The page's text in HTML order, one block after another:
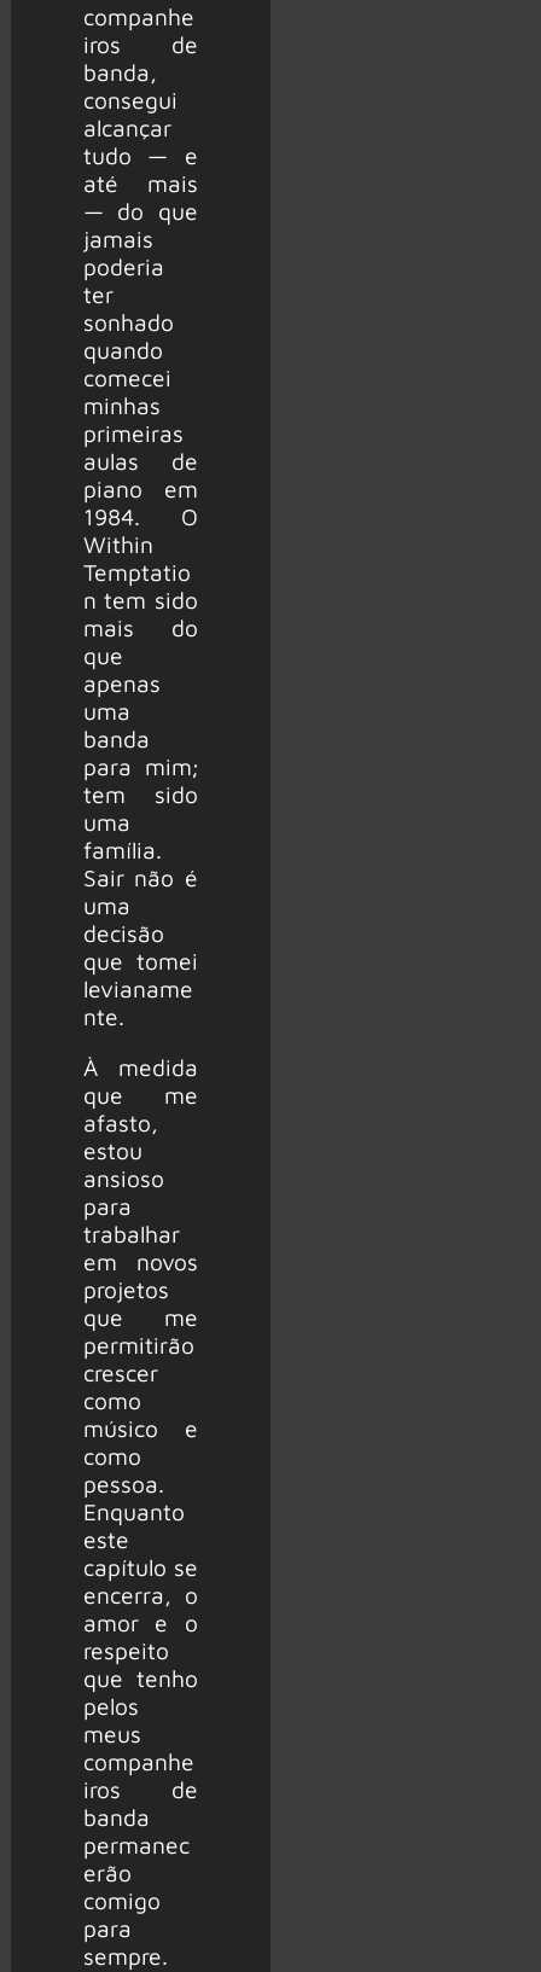
companhe
iros de
banda,
consegui
alcançar
tudo — e
até mais
— do que
jamais
poderia
ter
sonhado
quando
comecei
minhas
primeiras
aulas de
piano em
1984. O
Within
Temptatio
n tem sido
mais do
que
apenas
uma
banda
para mim;
tem sido
uma
família.
Sair não é
uma
decisão
que tomei
levianame
nte.
À medida
que me
afasto,
estou
ansioso
para
trabalhar
em novos
projetos
que me
permitirão
crescer
como
músico e
como
pessoa.
Enquanto
este
capítulo se
encerra, o
amor e o
respeito
que tenho
pelos
meus
companhe
iros de
banda
permanec
erão
comigo
para
sempre.